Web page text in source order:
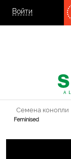
Войти
Семена конопли
Feminised